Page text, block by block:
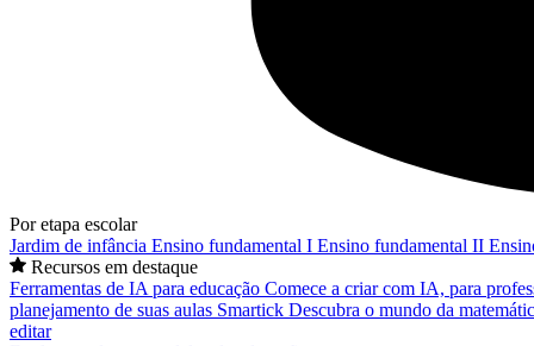
Por etapa escolar
Jardim de infância Ensino fundamental I Ensino fundamental II
Recursos em destaque
Ferramentas de IA para educação Comece a criar com IA, para
planejamento de suas aulas Smartick Descubra o mundo da
editar